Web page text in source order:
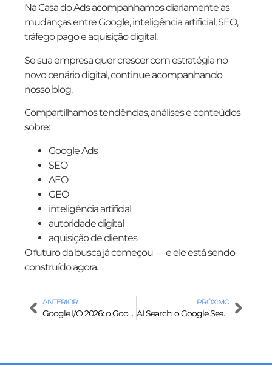
Na Casa do Ads acompanhamos diariamente as
mudanças entre Google, inteligência artificial, SEO,
tráfego pago e aquisição digital.
Se sua empresa quer crescer com estratégia no
novo cenário digital, continue acompanhando
nosso blog.
Compartilhamos tendências, análises e conteúdos
sobre:
Google Ads
SEO
AEO
GEO
inteligência artificial
autoridade digital
aquisição de clientes
O futuro da busca já começou — e ele está sendo
construído agora.
ANTERIOR
Google I/O 2026: o Google deixou claro qual será o futuro da internet — e das empresas
PRÓXIMO
AI Search: o Google Search virou um motor de respostas com inteligência artificial